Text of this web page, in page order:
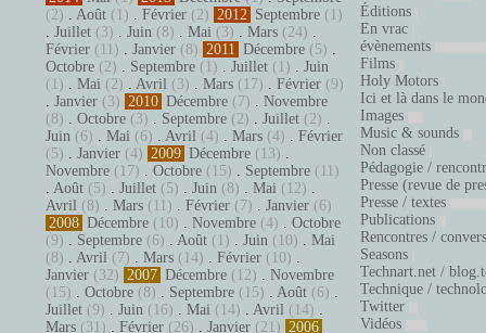
(2) . Août (1) . Février (2) 2012 Septembre (1)
. Juillet (3) . Juin (8) . Mai (3) . Mars (24) .
Février (11) . Janvier (8) 2011 Décembre (5) .
Octobre (2) . Septembre (1) . Juillet (1) . Juin
(1) . Mai (2) . Avril (3) . Mars (17) . Février (9)
. Janvier (3) 2010 Décembre (7) . Novembre
(8) . Octobre (3) . Septembre (2) . Juillet (2) .
Juin (6) . Mai (6) . Avril (4) . Mars (4) . Février
(5) . Janvier (4) 2009 Décembre (13) .
Novembre (17) . Octobre (15) . Septembre (11)
. Août (5) . Juillet (5) . Juin (8) . Mai (12) .
Avril (8) . Mars (11) . Février (7) . Janvier (6)
2008 Décembre (10) . Novembre (4) . Octobre
(9) . Septembre (6) . Août (1) . Juin (10) . Mai
(8) . Avril (7) . Mars (14) . Février (10) .
Janvier (32) 2007 Décembre (12) . Novembre
(15) . Octobre (8) . Septembre (15) . Août (6) .
Juillet (9) . Juin (16) . Mai (14) . Avril (14) .
Mars (31) . Février (26) . Janvier (21) 2006
Éditions
En vrac
évènements
Films
Holy Motors
Ici et là dans le
Images
Music & sounds
Non classé
Pédagogie /
Presse (revue de
Presse / textes
Publications
Rencontres /
Seasons
Technart.net /
Technique /
Twitter
Vidéos